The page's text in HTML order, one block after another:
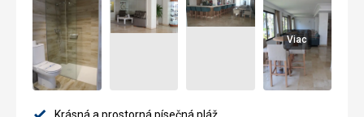
Viac